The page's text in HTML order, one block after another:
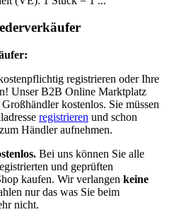
registrieren oder Ihre
Unser B2B Online Marktplatz
kostenlos. Sie müssen
registrieren und schon
Händler aufnehmen.
Bei uns können Sie alle
und geprüften
kaufen. Wir verlangen keine
nur das was Sie beim
nicht.